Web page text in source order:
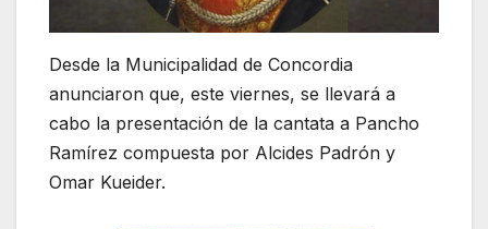
Desde la Municipalidad de Concordia
anunciaron que, este viernes, se llevará a
cabo la presentación de la cantata a Pancho
Ramírez compuesta por Alcides Padrón y
Omar Kueider.